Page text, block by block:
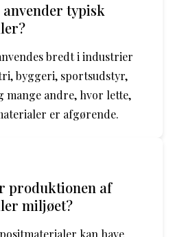
typisk
bredt i industrier
byggeri, sportsudstyr,
mange andre, hvor lette,
er afgørende.
produktionen af
miljøet?
kan have